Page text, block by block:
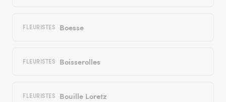
FLEURISTES Boesse
FLEURISTES Boisserolles
FLEURISTES Bouille Loretz